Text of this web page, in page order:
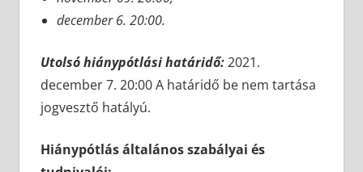
december 6. 20:00.
Utolsó hiánypótlási határidő:2021.
december 7. 20:00 A határidő be nem tartása
jogvesztő hatályú.
Hiánypótlás általános szabályai és